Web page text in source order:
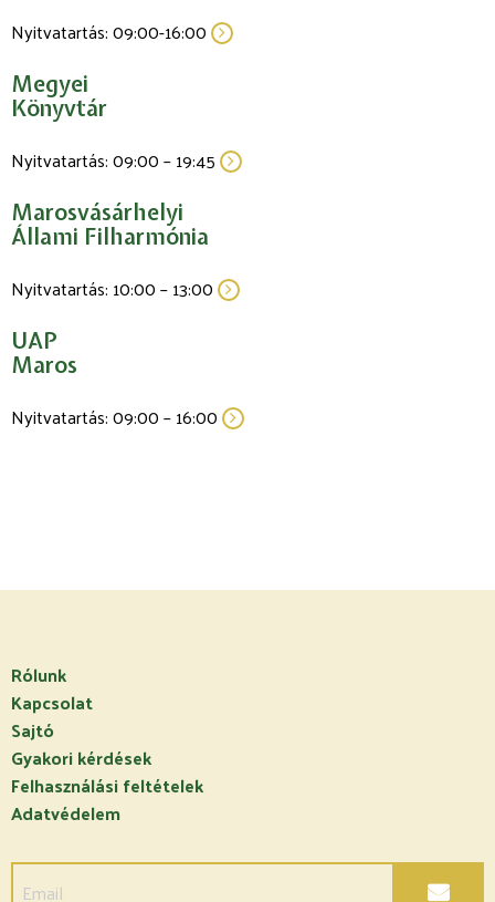
Nyitvatartás: 09:00-16:00
Megyei
Könyvtár
Nyitvatartás: 09:00 – 19:45
Marosvásárhelyi
Állami Filharmónia
Nyitvatartás: 10:00 – 13:00
UAP
Maros
Nyitvatartás: 09:00 – 16:00
Rólunk
Kapcsolat
Sajtó
Gyakori kérdések
Felhasználási feltételek
Adatvédelem